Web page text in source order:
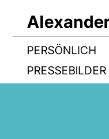
PERSÖNLICH
PRESSEBILDER